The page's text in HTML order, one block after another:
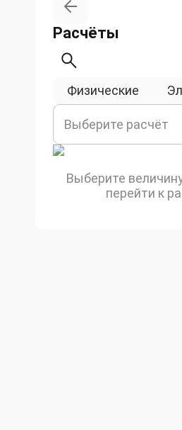
Расчёты
Физические
Выберите расчёт
Выберите
перейти к